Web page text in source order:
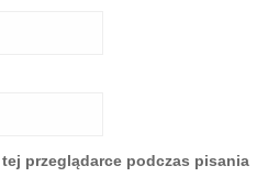
przeglądarce podczas pisania